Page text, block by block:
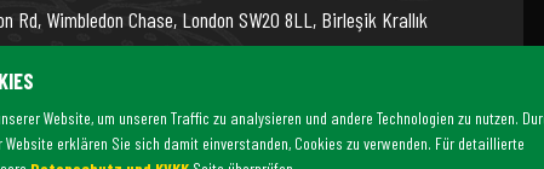
Rd, Wimbledon Chase, London SW20 8LL, Birleşik Krallık
Website, um unseren Traffic zu analysieren und andere Technologien zu nutzen.
erklären Sie sich damit einverstanden, Cookies zu verwenden. Für detaillierte